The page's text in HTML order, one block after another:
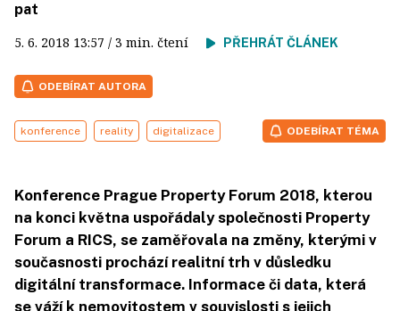
pat
5. 6. 2018 13:57 / 3 min. čtení PŘEHRÁT ČLÁNEK
ODEBÍRAT AUTORA
konference reality digitalizace ODEBÍRAT TÉMA
Konference Prague Property Forum 2018, kterou
na konci května uspořádaly společnosti Property
Forum a RICS, se zaměřovala na změny, kterými v
současnosti prochází realitní trh v důsledku
digitální transformace. Informace či data, která
se váží k nemovitostem v souvislosti s jejich